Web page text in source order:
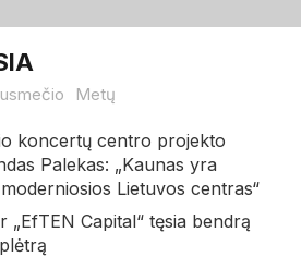
Metų
koncertų centro projekto
Palekas: „Kaunas yra
Lietuvos centras“
„EfTEN Capital“ tęsia bendrą